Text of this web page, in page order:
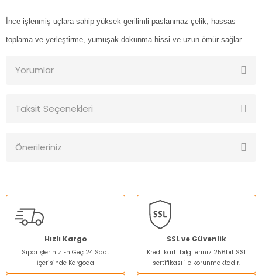
İnce işlenmiş uçlara sahip yüksek gerilimli paslanmaz çelik, hassas
toplama ve yerleştirme, yumuşak dokunma hissi ve uzun ömür sağlar.
Yorumlar
Taksit Seçenekleri
Önerileriniz
kullanarak tarafımıza iletebilirsiniz.
Görüş ve önerileriniz için teşekkür ederiz.
Ürün resmi kalitesiz, bozuk veya görüntülenemiyor.
Ürün açıklamasında eksik bilgiler bulunuyor.
Ürün bilgilerinde hatalar bulunuyor.
Hızlı Kargo
Siparişleriniz En Geç 24 Saat
İçerisinde Kargoda
SSL ve Güvenlik
Kredi kartı bilgileriniz 256bit SSL
sertifikası ile korunmaktadır.